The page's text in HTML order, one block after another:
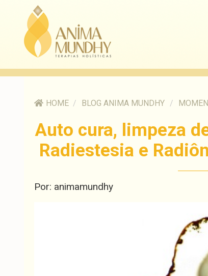
HOME / BLOG ANIMA MUNDHY /
Auto cura, limpeza
Radiestesia e
Por: animamundhy